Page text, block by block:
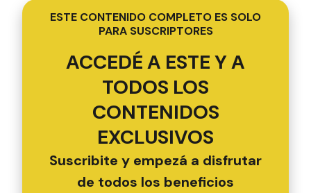
ESTE CONTENIDO COMPLETO ES SOLO
PARA SUSCRIPTORES
ACCEDÉ A ESTE Y A
TODOS LOS
CONTENIDOS
EXCLUSIVOS
Suscribite y empezá a disfrutar
de todos los beneficios